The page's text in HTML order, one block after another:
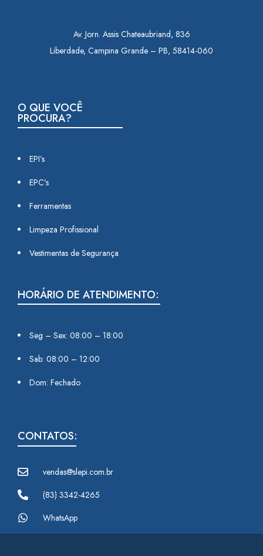
Av. Jorn. Assis Chateaubriand, 836
Liberdade, Campina Grande – PB, 58414-060
O QUE VOCÊ
PROCURA?
EPI’s
EPC’s
Ferramentas
Limpeza Profissional
Vestimentas de Segurança
HORÁRIO DE ATENDIMENTO:
Seg – Sex: 08:00 – 18:00
Sab: 08:00 – 12:00
Dom: Fechado
CONTATOS:
vendas@slepi.com.br
(83) 3342-4265
WhatsApp